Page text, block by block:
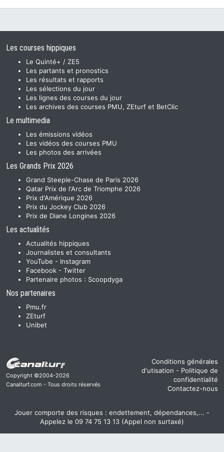
Les courses hippiques
Le Quinté+ / ZE5
Les partants et pronostics
Les résultats et rapports
Les sélections du jour
Les lignes des courses du jour
Les archives des courses PMU, ZEturf et BetClic
Le multimedia
Les émissions vidéos
Les vidéos des courses PMU
Les photos des arrivées
Les Grands Prix 2026
Grand Steeple-Chase de Paris 2026
Qatar Prix de l'Arc de Triomphe 2026
Prix d'Amérique 2026
Prix du Jockey Club 2026
Prix de Diane Longines 2026
Les actualités
Actualités hippiques
Journalistes et consultants
YouTube - Instagram
Facebook - Twitter
Partenaire photos : Scoopdyga
Nos partenaires
Pmu.fr
ZEturf
Unibet
Copyright ©2004-2026
Canalturf.com - Tous droits réservés
Conditions générales
d'utisation - Politique de
confidentialité
Contactez-nous
Jouer comporte des risques : endettement, dépendances,... -
Appelez le 09 74 75 13 13 (Appel non surtaxé)